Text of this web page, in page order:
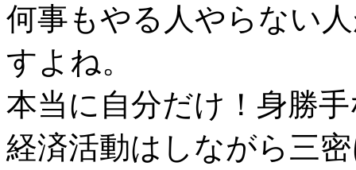
何事もやる人やらない
すよね。
本当に自分だけ！身勝
経済活動はしながら三